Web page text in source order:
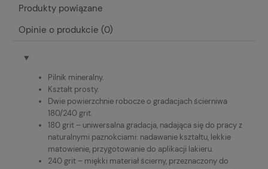
Produkty powiązane
Opinie o produkcie (0)
Pilnik mineralny.
Kształt prosty.
Dwie powierzchnie robocze o gradacjach ścierniwa
180/240 grit.
180 grit – uniwersalna gradacja, nadająca się do pracy z
naturalnymi paznokciami: nadawanie kształtu, lekkie
matowienie, przygotowanie do aplikacji lakieru.
240 grit – miękki materiał ścierny, przeznaczony do